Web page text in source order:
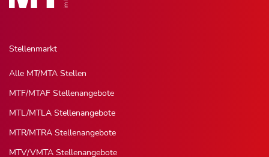
Stellenmarkt
Alle MT/MTA Stellen
MTF/MTAF Stellenangebote
MTL/MTLA Stellenangebote
MTR/MTRA Stellenangebote
MTV/VMTA Stellenangebote